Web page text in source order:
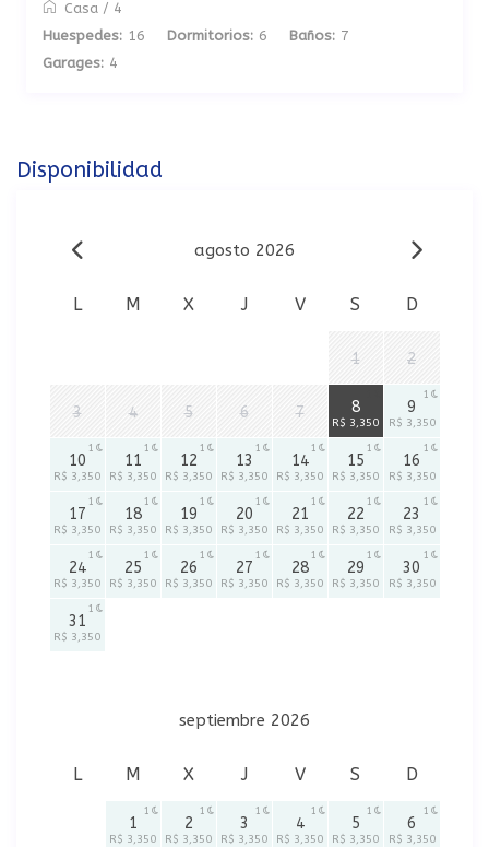
Casa / 4
Huespedes: 16 Dormitorios: 6 Baños: 7
Garages: 4
Disponibilidad
agosto 2026
L M X J V S D
1 2
3 4 5 6 7 8
R$ 3,350
9
R$ 3,350
1
10
R$ 3,350
1
11
R$ 3,350
1
12
R$ 3,350
1
13
R$ 3,350
1
14
R$ 3,350
1
15
R$ 3,350
1
16
R$ 3,350
1
17
R$ 3,350
1
18
R$ 3,350
1
19
R$ 3,350
1
20
R$ 3,350
1
21
R$ 3,350
1
22
R$ 3,350
1
23
R$ 3,350
1
24
R$ 3,350
1
25
R$ 3,350
1
26
R$ 3,350
1
27
R$ 3,350
1
28
R$ 3,350
1
29
R$ 3,350
1
30
R$ 3,350
1
31
R$ 3,350
1
septiembre 2026
L M X J V S D
1
R$ 3,350
1
2
R$ 3,350
1
3
R$ 3,350
1
4
R$ 3,350
1
5
R$ 3,350
1
6
R$ 3,350
1